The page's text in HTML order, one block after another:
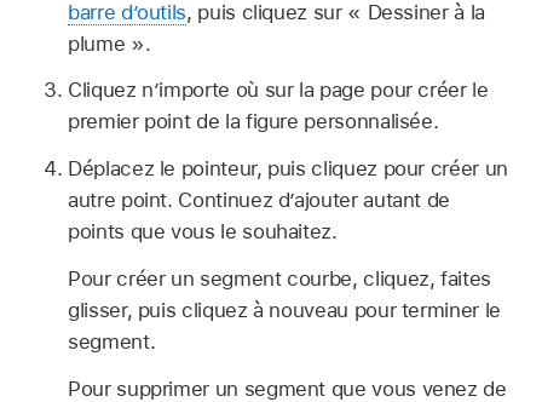
barre d’outils, puis cliquez sur « Dessiner à la
plume ».
Cliquez n’importe où sur la page pour créer le
premier point de la figure personnalisée.
Déplacez le pointeur, puis cliquez pour créer un
autre point. Continuez d’ajouter autant de
points que vous le souhaitez.
Pour créer un segment courbe, cliquez, faites
glisser, puis cliquez à nouveau pour terminer le
segment.
Pour supprimer un segment que vous venez de